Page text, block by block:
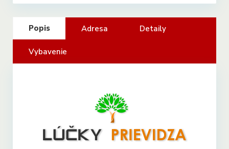
Popis Adresa Detaily
Vybavenie